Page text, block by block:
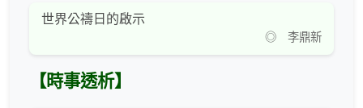
世界公禱日的啟示
◎ 李鼎新
【時事透析】